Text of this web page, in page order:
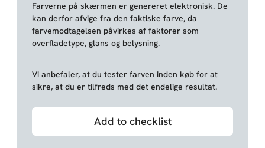
Farverne på skærmen er genereret elektronisk. De
kan derfor afvige fra den faktiske farve, da
farvemodtagelsen påvirkes af faktorer som
overfladetype, glans og belysning.
Vi anbefaler, at du tester farven inden køb for at
sikre, at du er tilfreds med det endelige resultat.
Add to checklist